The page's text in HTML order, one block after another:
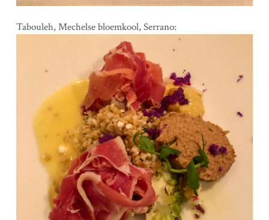
Tabouleh, Mechelse bloemkool, Serrano: